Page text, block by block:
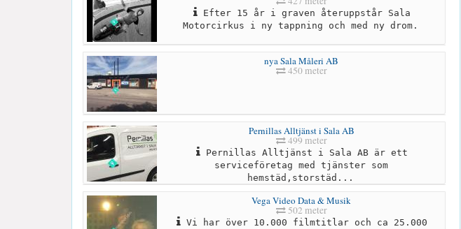
Efter 15 år i graven återuppstår Sala
Motorcirkus i ny tappning och med ny drom.
nya Sala Måleri AB
450 meter
Pernillas Alltjänst i Sala AB
499 meter
Pernillas Alltjänst i Sala AB är ett
serviceföretag med tjänster som
hemstäd,storstäd...
Vega Video Data & Musik
502 meter
Vi har över 10.000 filmtitlar och ca 25.000